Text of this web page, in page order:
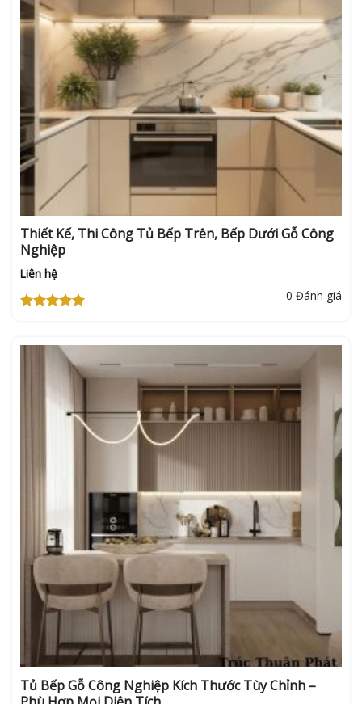
Thiết Kế, Thi Công Tủ Bếp Trên, Bếp Dưới Gỗ Công
Nghiệp
sao
0 Đánh giá
Liên hệ
Tủ Bếp Gỗ Công Nghiệp Kích Thước Tùy Chỉnh –